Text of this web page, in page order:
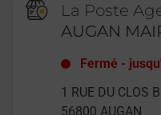
La Poste
AUGAN
Fermé -
1 RUE DU CLOS
56800 AUGAN